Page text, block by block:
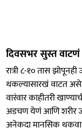
दिवसभर सुस्त वाटणं
रात्री ८-१० तास
थकल्यासारखं वाटत
वारंवार काहीतरी
अडचण येणं आणि शरीर
अनेकदा मानसिक